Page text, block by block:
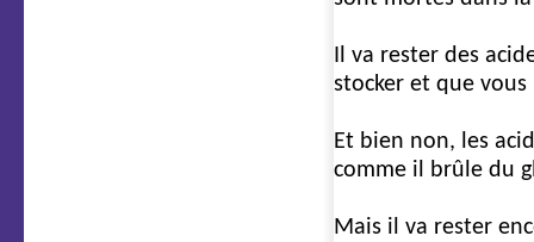
Il va rester des
stocker et que vous
Et bien non, les
comme il brûle du
Mais il va rester